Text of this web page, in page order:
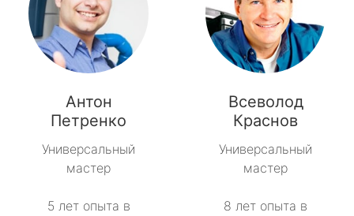
Антон
Петренко
Универсальный
мастер
5 лет опыта в
Всеволод
Краснов
Универсальный
мастер
8 лет опыта в